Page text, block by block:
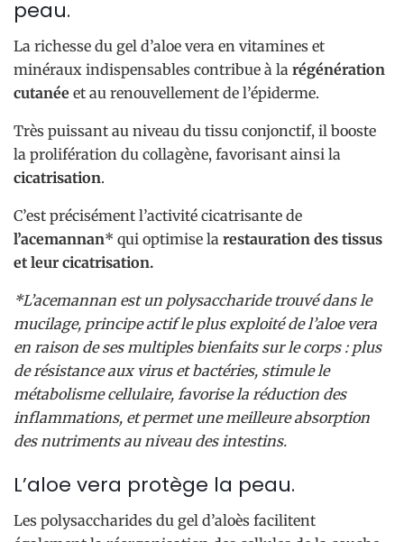
peau.
La richesse du gel d’aloe vera en vitamines et
minéraux indispensables contribue à la régénération
cutanée et au renouvellement de l’épiderme.
Très puissant au niveau du tissu conjonctif, il booste
la prolifération du collagène, favorisant ainsi la
cicatrisation.
C’est précisément l’activité cicatrisante de
l’acemannan* qui optimise la restauration des tissus
et leur cicatrisation.
*L’acemannan est un polysaccharide trouvé dans le
mucilage, principe actif le plus exploité de l’aloe vera
en raison de ses multiples bienfaits sur le corps : plus
de résistance aux virus et bactéries, stimule le
métabolisme cellulaire, favorise la réduction des
inflammations, et permet une meilleure absorption
des nutriments au niveau des intestins.
L’aloe vera protège la peau.
Les polysaccharides du gel d’aloès facilitent